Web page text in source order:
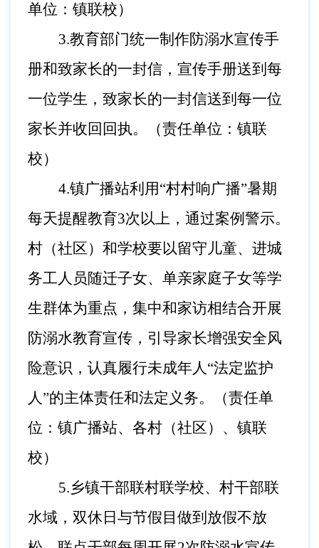
单位：镇联校）
3.教育部门统一制作防溺水宣传手
册和致家长的一封信，宣传手册送到每
一位学生，致家长的一封信送到每一位
家长并收回回执。（责任单位：镇联
校）
4.镇广播站利用“村村响广播”暑期
每天提醒教育3次以上，通过案例警示。
村（社区）和学校要以留守儿童、进城
务工人员随迁子女、单亲家庭子女等学
生群体为重点，集中和家访相结合开展
防溺水教育宣传，引导家长增强安全风
险意识，认真履行未成年人“法定监护
人”的主体责任和法定义务。（责任单
位：镇广播站、各村（社区）、镇联
校）
5.乡镇干部联村联学校、村干部联
水域， 双休日与节假目做到放假不放